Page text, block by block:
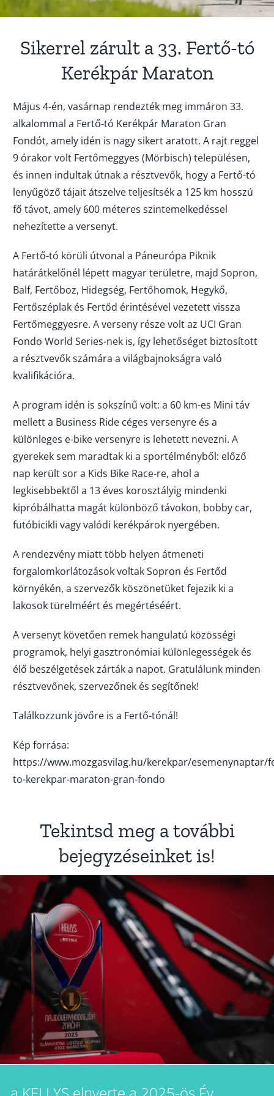
Impresszum
Adatvédelem
Sikerrel zárult a 33. Fertő-tó
Kerékpár Maraton
Május 4-én, vasárnap rendezték meg immáron 33.
alkalommal a Fertő-tó Kerékpár Maraton Gran
Fondót, amely idén is nagy sikert aratott. A rajt reggel
9 órakor volt Fertőmeggyes (Mörbisch) településen,
és innen indultak útnak a résztvevők, hogy a Fertő-tó
lenyűgöző tájait átszelve teljesítsék a 125 km hosszú
fő távot, amely 600 méteres szintemelkedéssel
nehezítette a versenyt.
A Fertő-tó körüli útvonal a Páneurópa Piknik
határátkelőnél lépett magyar területre, majd Sopron,
Balf, Fertőboz, Hidegség, Fertőhomok, Hegykő,
Fertőszéplak és Fertőd érintésével vezetett vissza
Fertőmeggyesre. A verseny része volt az UCI Gran
Fondo World Series-nek is, így lehetőséget biztosított
a résztvevők számára a világbajnokságra való
kvalifikációra.
A program idén is sokszínű volt: a 60 km-es Mini táv
mellett a Business Ride céges versenyre és a
különleges e-bike versenyre is lehetett nevezni. A
gyerekek sem maradtak ki a sportélményből: előző
nap került sor a Kids Bike Race-re, ahol a
legkisebbektől a 13 éves korosztályig mindenki
kipróbálhatta magát különböző távokon, bobby car,
futóbicikli vagy valódi kerékpárok nyergében.
A rendezvény miatt több helyen átmeneti
forgalomkorlátozások voltak Sopron és Fertőd
környékén, a szervezők köszönetüket fejezik ki a
lakosok türelméért és megértéséért.
A versenyt követően remek hangulatú közösségi
programok, helyi gasztronómiai különlegességek és
élő beszélgetések zárták a napot. Gratulálunk minden
résztvevőnek, szervezőnek és segítőnek!
Találkozzunk jövőre is a Fertő-tónál!
Kép forrása:
https://www.mozgasvilag.hu/kerekpar/esemenynaptar/
to-kerekpar-maraton-gran-fondo
Tekintsd meg a további
bejegyzéseinket is!